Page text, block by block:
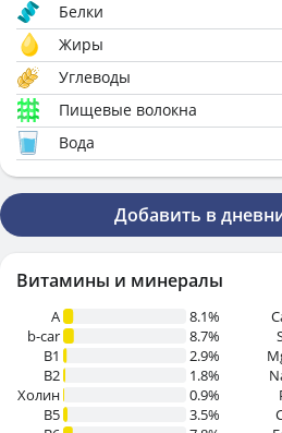
Белки
Жиры
Углеводы
Пищевые волокна
Вода
Добавить в
Витамины и минералы
A
8.1%
b-car
8.7%
В1
2.9%
B2
1.8%
Холин
0.9%
B5
3.5%